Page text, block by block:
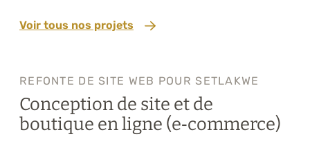
Voir tous nos projets
REFONTE DE SITE WEB POUR SETLAKWE
Conception de site et de
boutique en ligne (e‑commerce)